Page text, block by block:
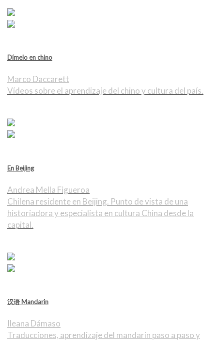
Dímelo en chino
Marco Daccarett
Vídeos sobre el aprendizaje del chino y cultura del país.
En Beijing
Andrea Mella Figueroa
Chilena residente en Beijing. Punto de vista de una
historiadora y especialista en cultura China desde la
capital.
汉语 Mandarin
Ileana Dámaso
Traducciones, aprendizaje del mandarín paso a paso y